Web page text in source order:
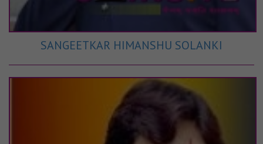
SANGEETKAR HIMANSHU SOLANKI